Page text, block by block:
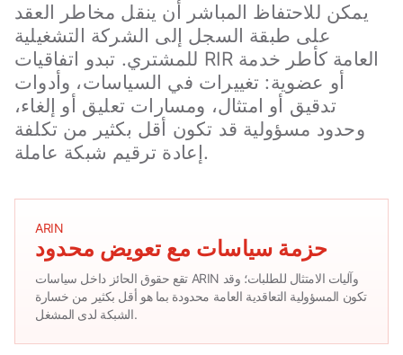
يمكن للاحتفاظ المباشر أن ينقل مخاطر العقد
على طبقة السجل إلى الشركة التشغيلية
للمشتري. تبدو اتفاقيات RIR العامة كأطر خدمة
أو عضوية: تغييرات في السياسات، وأدوات
تدقيق أو امتثال، ومسارات تعليق أو إلغاء،
وحدود مسؤولية قد تكون أقل بكثير من تكلفة
إعادة ترقيم شبكة عاملة.
ARIN
حزمة سياسات مع تعويض محدود
تقع حقوق الحائز داخل سياسات ARIN وآليات الامتثال للطلبات؛ وقد
تكون المسؤولية التعاقدية العامة محدودة بما هو أقل بكثير من خسارة
الشبكة لدى المشغل.